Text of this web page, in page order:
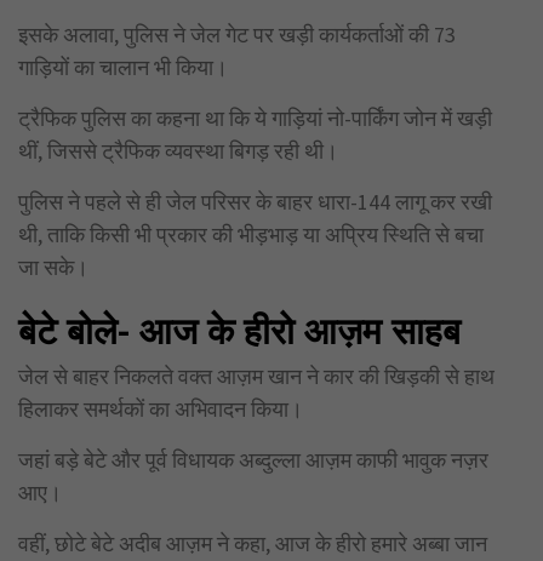
इसके अलावा, पुलिस ने जेल गेट पर खड़ी कार्यकर्ताओं की 73
गाड़ियों का चालान भी किया।
ट्रैफिक पुलिस का कहना था कि ये गाड़ियां नो-पार्किंग जोन में खड़ी
थीं, जिससे ट्रैफिक व्यवस्था बिगड़ रही थी।
पुलिस ने पहले से ही जेल परिसर के बाहर धारा-144 लागू कर रखी
थी, ताकि किसी भी प्रकार की भीड़भाड़ या अप्रिय स्थिति से बचा
जा सके।
बेटे बोले- आज के हीरो आज़म साहब
जेल से बाहर निकलते वक्त आज़म खान ने कार की खिड़की से हाथ
हिलाकर समर्थकों का अभिवादन किया।
जहां बड़े बेटे और पूर्व विधायक अब्दुल्ला आज़म काफी भावुक नज़र
आए।
वहीं, छोटे बेटे अदीब आज़म ने कहा, आज के हीरो हमारे अब्बा जान